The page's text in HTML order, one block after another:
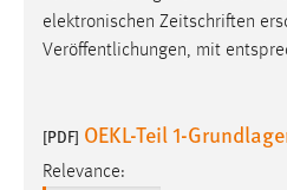
elektronischen Zeitschriften
Veröffentlichungen, mit
[PDF] OEKL-Teil 1-
Relevance: